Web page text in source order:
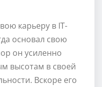
карьеру в IT-
основал свою
он усиленно
высотам в своей
Вскоре его